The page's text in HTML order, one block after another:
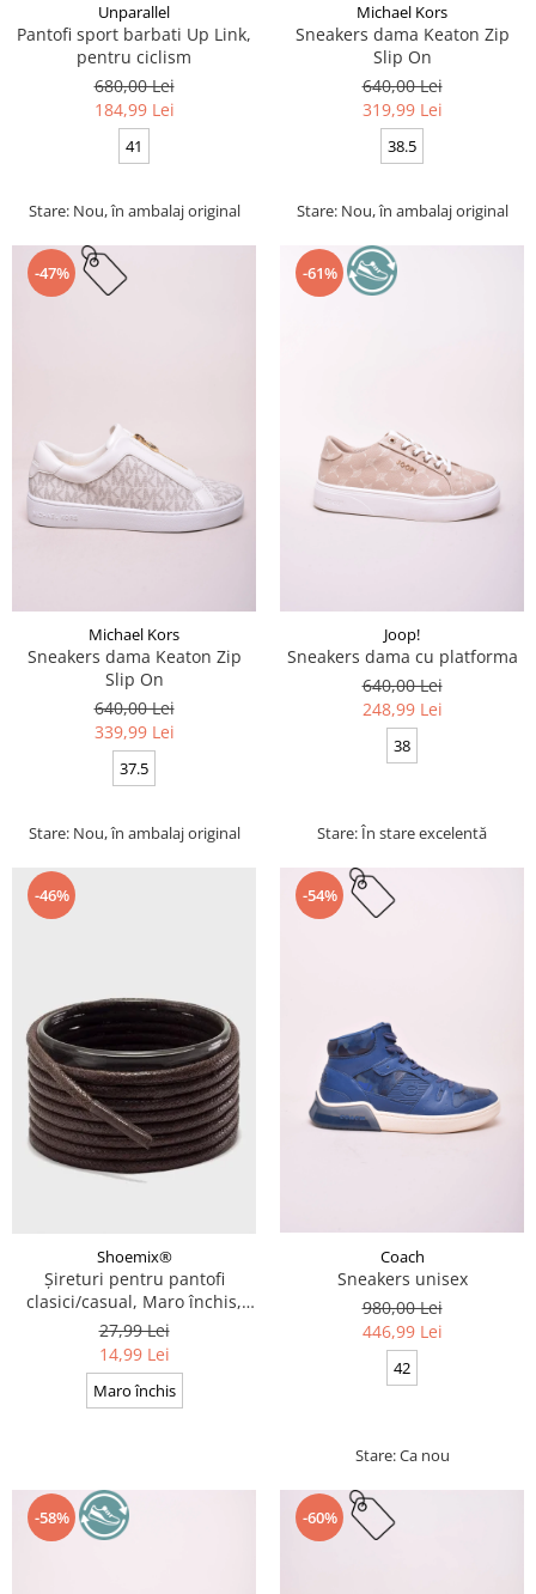
Unparallel
Pantofi sport barbati Up Link,
pentru ciclism
680,00 Lei
184,99 Lei
41
Stare: Nou, în ambalaj original
Michael Kors
Sneakers dama Keaton Zip
Slip On
640,00 Lei
319,99 Lei
38.5
Stare: Nou, în ambalaj original
-47%
Michael Kors
Sneakers dama Keaton Zip
Slip On
640,00 Lei
339,99 Lei
37.5
Stare: Nou, în ambalaj original
-61%
Joop!
Sneakers dama cu platforma
640,00 Lei
248,99 Lei
38
Stare: În stare excelentă
-46%
Shoemix®
Șireturi pentru pantofi
clasici/casual, Maro închis,
Cerate, Calitate premium, 110
cm x 0.3 cm
27,99 Lei
14,99 Lei
Maro închis
-54%
Coach
Sneakers unisex
980,00 Lei
446,99 Lei
42
Stare: Ca nou
-58% -60%